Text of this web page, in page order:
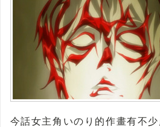
今話女主角いのり的作畫有不